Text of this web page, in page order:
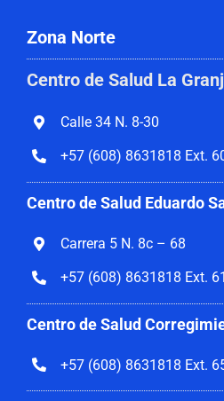
Zona Norte
Centro de Salud La
Calle 34 N. 8-30
+57 (608) 8631818 Ext.
Centro de Salud Eduardo
Carrera 5 N. 8c – 68
+57 (608) 8631818 Ext.
Centro de Salud
+57 (608) 8631818 Ext.